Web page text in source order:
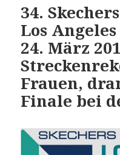
34.
Los
24. März
Frauen,
Finale bei